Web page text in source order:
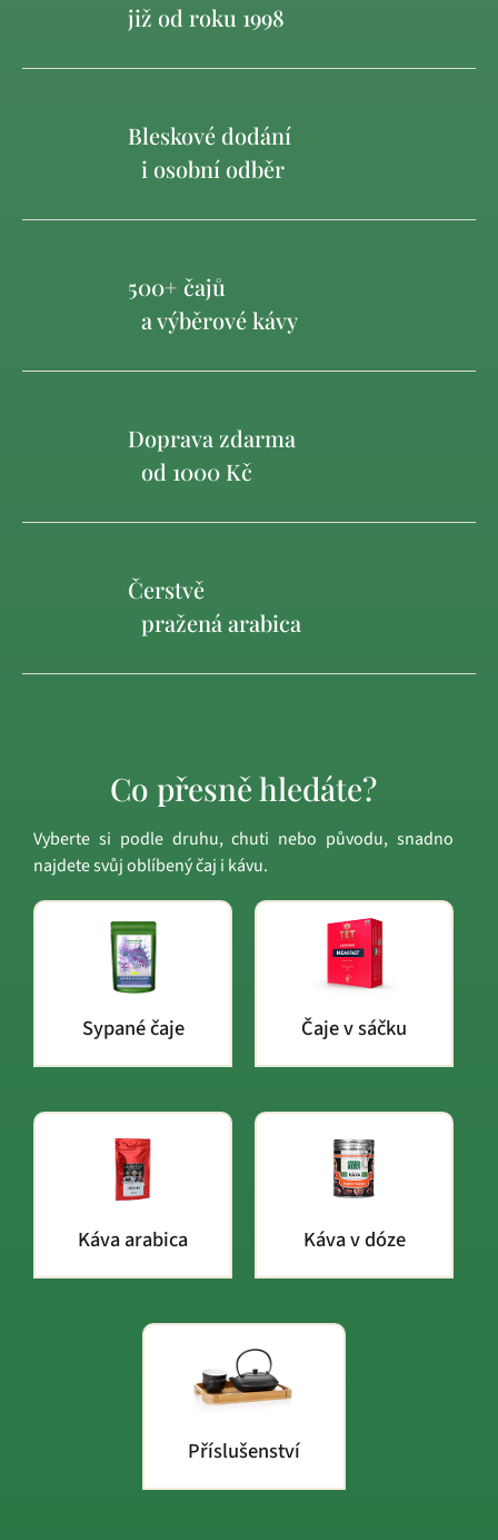
již od roku 1998
Bleskové dodání
i osobní odběr
500+ čajů
a výběrové kávy
Doprava zdarma
od 1000 Kč
Čerstvě
pražená arabica
Co přesně hledáte?
Vyberte si podle druhu, chuti nebo původu, snadno
najdete svůj oblíbený čaj i kávu.
Sypané čaje Čaje v sáčku
Káva arabica Káva v dóze
Příslušenství